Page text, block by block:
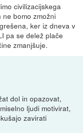
civilizacijskega
bomo zmožni
ker iz dneva v
pa se delež plače
zmanjšuje.
dol in opazovat,
ljudi motivirat,
zavirati